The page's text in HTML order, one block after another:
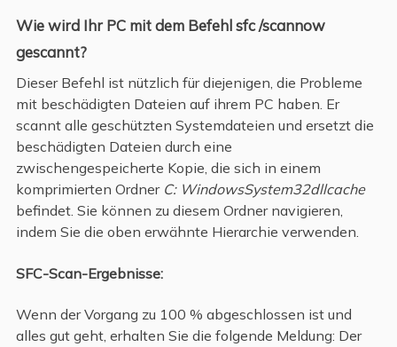
Wie wird Ihr PC mit dem Befehl sfc /scannow
gescannt?
Dieser Befehl ist nützlich für diejenigen, die Probleme
mit beschädigten Dateien auf ihrem PC haben. Er
scannt alle geschützten Systemdateien und ersetzt die
beschädigten Dateien durch eine
zwischengespeicherte Kopie, die sich in einem
komprimierten Ordner C: WindowsSystem32dllcache
befindet. Sie können zu diesem Ordner navigieren,
indem Sie die oben erwähnte Hierarchie verwenden.
SFC-Scan-Ergebnisse:
Wenn der Vorgang zu 100 % abgeschlossen ist und
alles gut geht, erhalten Sie die folgende Meldung: Der